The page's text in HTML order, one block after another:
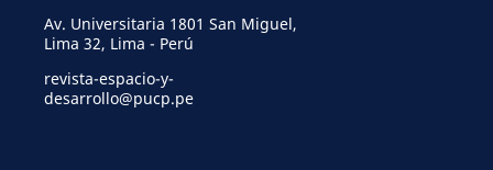
Av. Universitaria 1801 San Miguel,
Lima 32, Lima - Perú
revista-espacio-y-
desarrollo@pucp.pe